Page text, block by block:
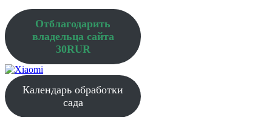
Отблагодарить
владельца сайта
30RUR
Календарь обработки
сада